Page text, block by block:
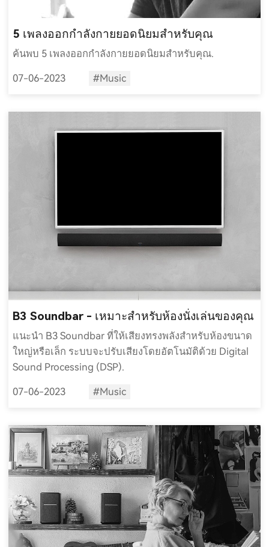
5 เพลงออกกำลังกายยอดนิยมสำหรับคุณ
ค้นพบ 5 เพลงออกกำลังกายยอดนิยมสำหรับคุณ.
07-06-2023 #Music
B3 Soundbar - เหมาะสำหรับห้องนั่งเล่นของคุณ
แนะนำ B3 Soundbar ที่ให้เสียงทรงพลังสำหรับห้องขนาด
ใหญ่หรือเล็ก ระบบจะปรับเสียงโดยอัตโนมัติด้วย Digital
Sound Processing (DSP).
07-06-2023 #Music